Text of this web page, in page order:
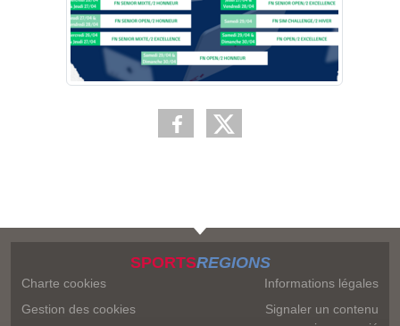
SPORTSREGIONS
Charte cookies
Gestion des cookies
Informations légales
Signaler un contenu